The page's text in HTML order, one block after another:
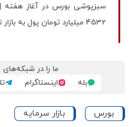
4532 میلیارد تومان پول به بازار تزریق شد
ما را در شبکه‌های
بله
اینستاگرام
بورس بازار سرمایه